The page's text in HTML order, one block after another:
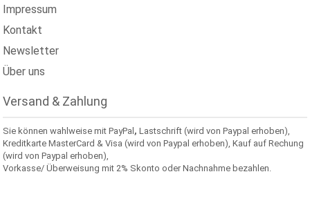
Impressum
Kontakt
Newsletter
Über uns
Versand & Zahlung
Sie können wahlweise mit PayPal,Lastschrift (wird von Paypal erhoben),
Kreditkarte MasterCard & Visa (wird von Paypal erhoben), Kauf auf Rechung
(wird von Paypal erhoben),
Vorkasse/ Überweisung mit 2% Skonto oder Nachnahme bezahlen.